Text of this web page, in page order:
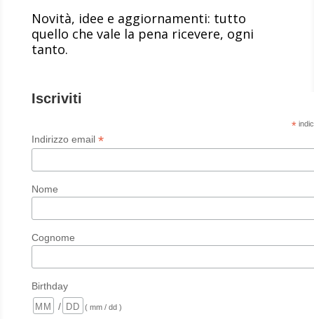
Novità, idee e aggiornamenti: tutto
quello che vale la pena ricevere, ogni
tanto.
Iscriviti
*
Indirizzo email *
Nome
Cognome
Birthday
/
( mm / dd )